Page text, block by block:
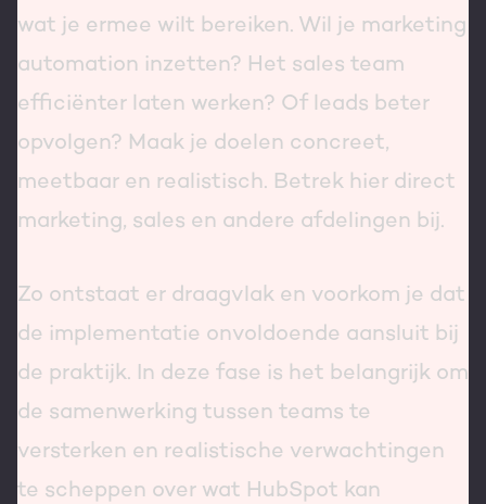
wat je ermee wilt bereiken. Wil je marketing
automation inzetten? Het sales team
efficiënter laten werken? Of leads beter
opvolgen? Maak je doelen concreet,
meetbaar en realistisch. Betrek hier direct
marketing, sales en andere afdelingen bij.
Zo ontstaat er draagvlak en voorkom je dat
de implementatie onvoldoende aansluit bij
de praktijk. In deze fase is het belangrijk om
de samenwerking tussen teams te
versterken en realistische verwachtingen
te scheppen over wat HubSpot kan